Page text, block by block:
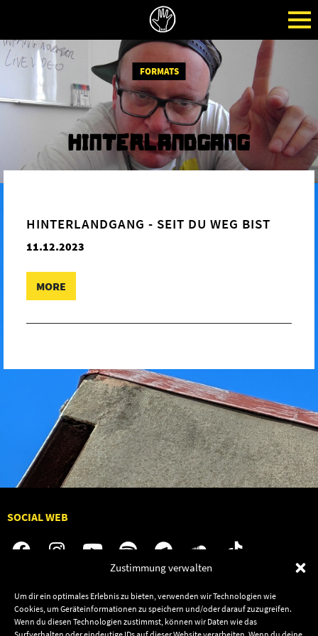
Zustimmung verwalten
Um dir ein optimales Erlebnis zu bieten, verwenden wir Technologien wie
Cookies, um Geräteinformationen zu speichern und/oder darauf zuzugreifen.
Wenn du diesen Technologien zustimmst, können wir Daten wie das
FORMATS
HINTERLANDGANG
HINTERLANDGANG - SEIT DU WEG BIST
11.12.2023
MORE
SOCIAL WEB
Audiolith
News
Jobs
Kontakt